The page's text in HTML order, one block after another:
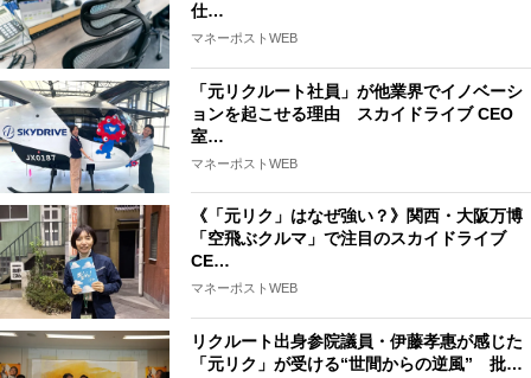
仕…
マネーポストWEB
「元リクルート社員」が他業界でイノベーシ
ョンを起こせる理由 スカイドライブ CEO
室…
マネーポストWEB
《「元リク」はなぜ強い？》関西・大阪万博
「空飛ぶクルマ」で注目のスカイドライブ
CE…
マネーポストWEB
リクルート出身参院議員・伊藤孝惠が感じた
「元リク」が受ける“世間からの逆風” 批…